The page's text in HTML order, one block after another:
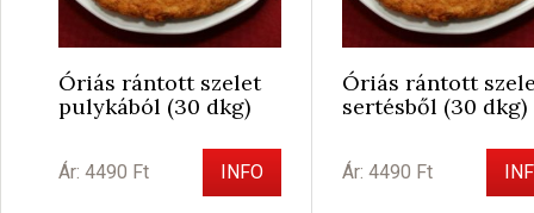
Óriás rántott szelet
pulykából (30 dkg)
Ár: 4490 Ft INFO
Óriás rántott
sertésből (30 dkg)
Ár: 4490 Ft